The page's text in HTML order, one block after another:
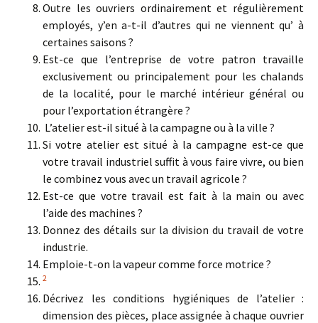
Outre les ouvriers ordinairement et régulièrement
employés, y’en a-t-il d’autres qui ne viennent qu’ à
certaines saisons ?
Est-ce que l’entreprise de votre patron travaille
exclusivement ou principalement pour les chalands
de la localité, pour le marché intérieur général ou
pour l’exportation étrangère ?
L’atelier est-il situé à la campagne ou à la ville ?
Si votre atelier est situé à la campagne est-ce que
votre travail industriel suffit à vous faire vivre, ou bien
le combinez vous avec un travail agricole ?
Est-ce que votre travail est fait à la main ou avec
l’aide des machines ?
Donnez des détails sur la division du travail de votre
industrie.
Emploie-t-on la vapeur comme force motrice ?
2
Décrivez les conditions hygiéniques de l’atelier :
dimension des pièces, place assignée à chaque ouvrier